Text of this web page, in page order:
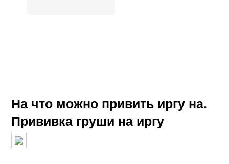
На что можно привить иргу на.
Прививка груши на иргу